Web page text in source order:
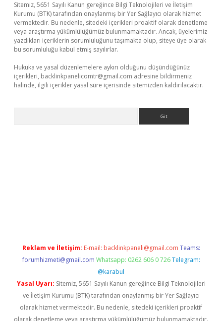
Sitemiz, 5651 Sayılı Kanun gereğince Bilgi Teknolojileri ve İletişim
Kurumu (BTK) tarafından onaylanmış bir Yer Sağlayıcı olarak hizmet
vermektedir. Bu nedenle, sitedeki içerikleri proaktif olarak denetleme
veya araştırma yükümlülüğümüz bulunmamaktadır. Ancak, üyelerimiz
yazdıkları içeriklerin sorumluluğunu taşımakta olup, siteye üye olarak
bu sorumluluğu kabul etmiş sayılırlar.
Hukuka ve yasal düzenlemelere aykırı olduğunu düşündüğünüz
içerikleri, backlinkpanelicomtr@gmail.com adresine bildirmeniz
halinde, ilgili içerikler yasal süre içerisinde sitemizden kaldırılacaktır.
Reklam ve İletişim: E-mail: backlinkpaneli@gmail.com Teams:
forumhizmeti@gmail.com Whatsapp: 0262 606 0 726 Telegram:
@karabul
Yasal Uyarı: Sitemiz, 5651 Sayılı Kanun gereğince Bilgi Teknolojileri
ve İletişim Kurumu (BTK) tarafından onaylanmış bir Yer Sağlayıcı
olarak hizmet vermektedir. Bu nedenle, sitedeki içerikleri proaktif
olarak denetleme veya araştırma yükümlülüğümüz bulunmamaktadır.